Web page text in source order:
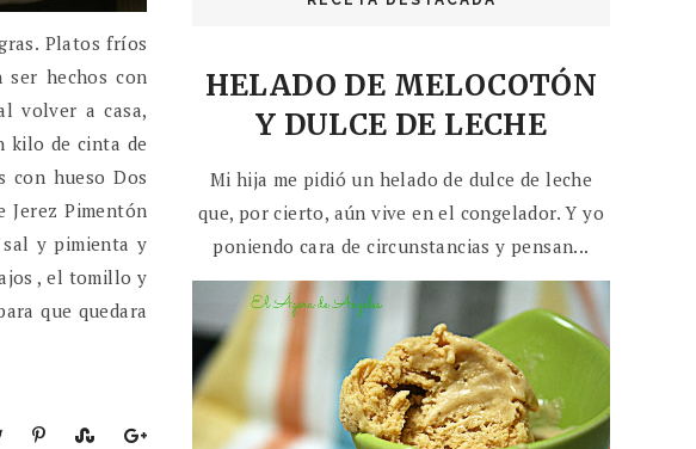
Platos fríos
ser hechos con
volver a casa,
kilo de cinta de
con hueso Dos
Jerez Pimentón
y pimienta y
, el tomillo y
que quedara
HELADO DE MELOCOTÓN
Y DULCE DE LECHE
Mi hija me pidió un helado de dulce de leche
que, por cierto, aún vive en el congelador. Y yo
poniendo cara de circunstancias y pensan...